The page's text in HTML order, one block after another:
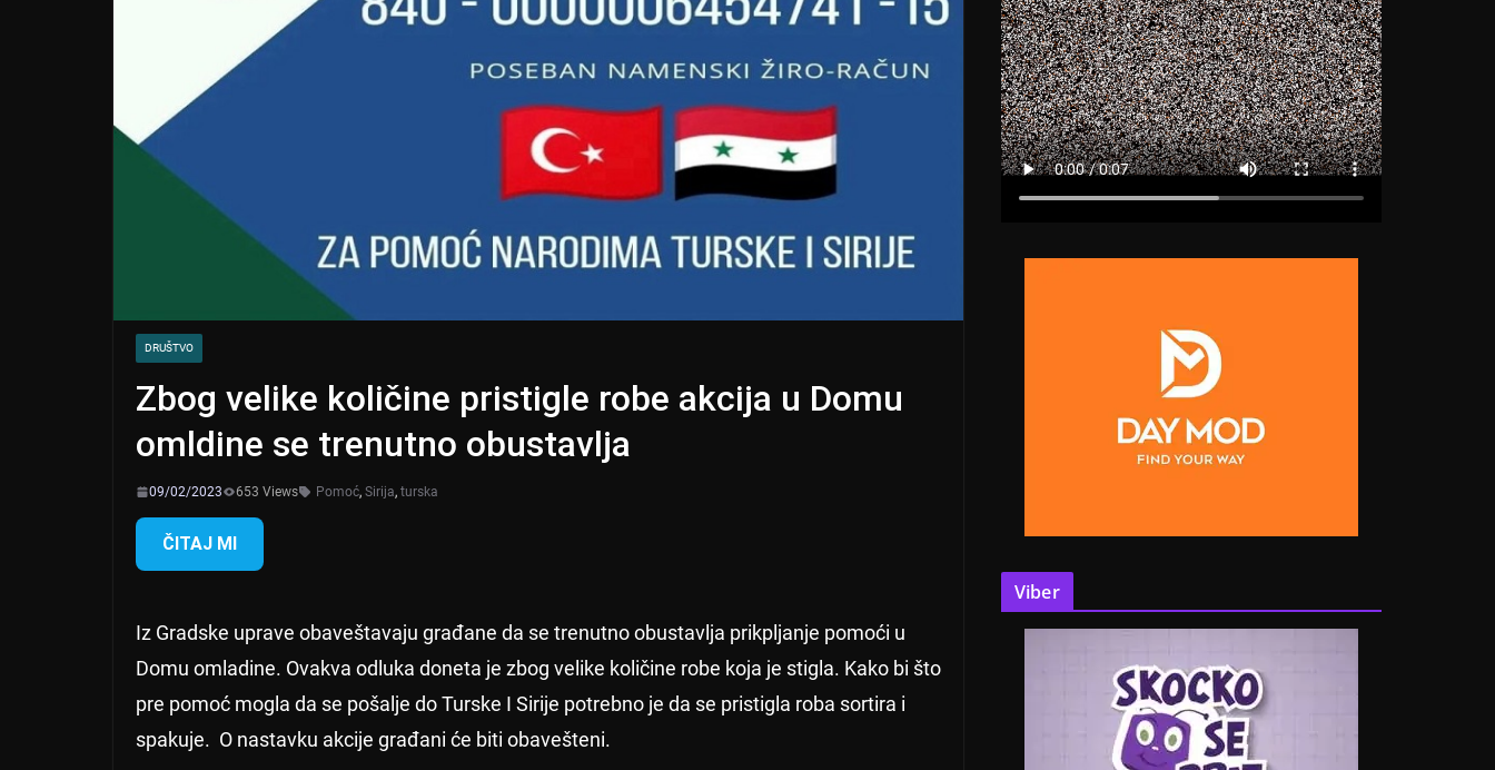
DRUŠTVO
Zbog velike količine pristigle robe akcija u Domu
omldine se trenutno obustavlja
09/02/2023 653 Views Pomoć, Sirija, turska
ČITAJ MI
Iz Gradske uprave obaveštavaju građane da se trenutno obustavlja prikpljanje pomoći u
Domu omladine. Ovakva odluka doneta je zbog velike količine robe koja je stigla. Kako bi što
pre pomoć mogla da se pošalje do Turske I Sirije potrebno je da se pristigla roba sortira i
spakuje. O nastavku akcije građani će biti obavešteni.
Viber